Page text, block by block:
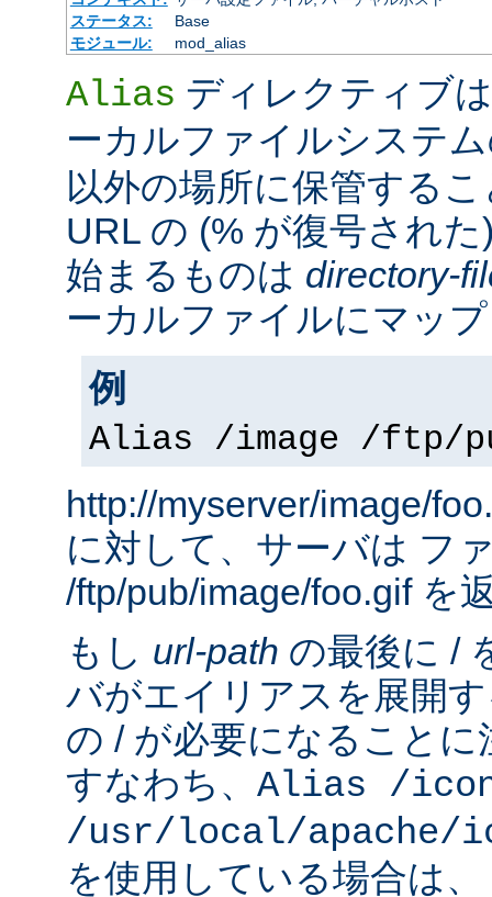
ステータス:
Base
モジュール:
mod_alias
Alias ディレクティブ
ーカルファイルシステ
以外の場所に保管する
URL の (% が復号され
始まるものは directory-
ーカルファイルにマッ
例
Alias /image /ftp/
http://myserver/image/
に対して、サーバは フ
/ftp/pub/image/foo.gif を
もし url-path の最後に /
バがエイリアスを展開
の / が必要になること
すなわち、 Alias /
/usr/local/apache/
を使用している場合は、